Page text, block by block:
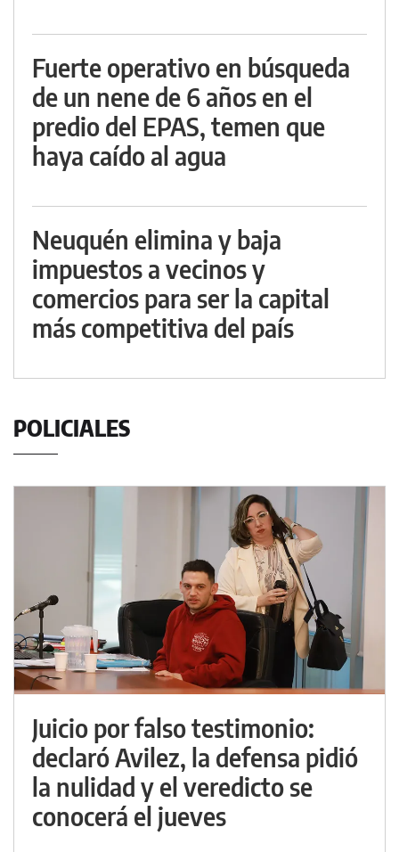
Fuerte operativo en búsqueda
de un nene de 6 años en el
predio del EPAS, temen que
haya caído al agua
Neuquén elimina y baja
impuestos a vecinos y
comercios para ser la capital
más competitiva del país
POLICIALES
Juicio por falso testimonio:
declaró Avilez, la defensa pidió
la nulidad y el veredicto se
conocerá el jueves